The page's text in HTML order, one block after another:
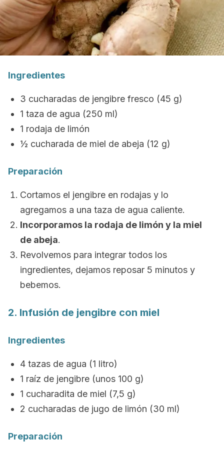
Ingredientes
3 cucharadas de jengibre fresco (45 g)
1 taza de agua (250 ml)
1 rodaja de limón
½ cucharada de miel de abeja (12 g)
Preparación
Cortamos el jengibre en rodajas y lo
agregamos a una taza de agua caliente.
Incorporamos la rodaja de limón y la miel
de abeja.
Revolvemos para integrar todos los
ingredientes, dejamos reposar 5 minutos y
bebemos.
2. Infusión de jengibre con miel
Ingredientes
4 tazas de agua (1 litro)
1 raíz de jengibre (unos 100 g)
1 cucharadita de miel (7,5 g)
2 cucharadas de jugo de limón (30 ml)
Preparación